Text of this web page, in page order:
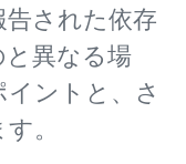
された依存
異なる場
ントと、さ
。